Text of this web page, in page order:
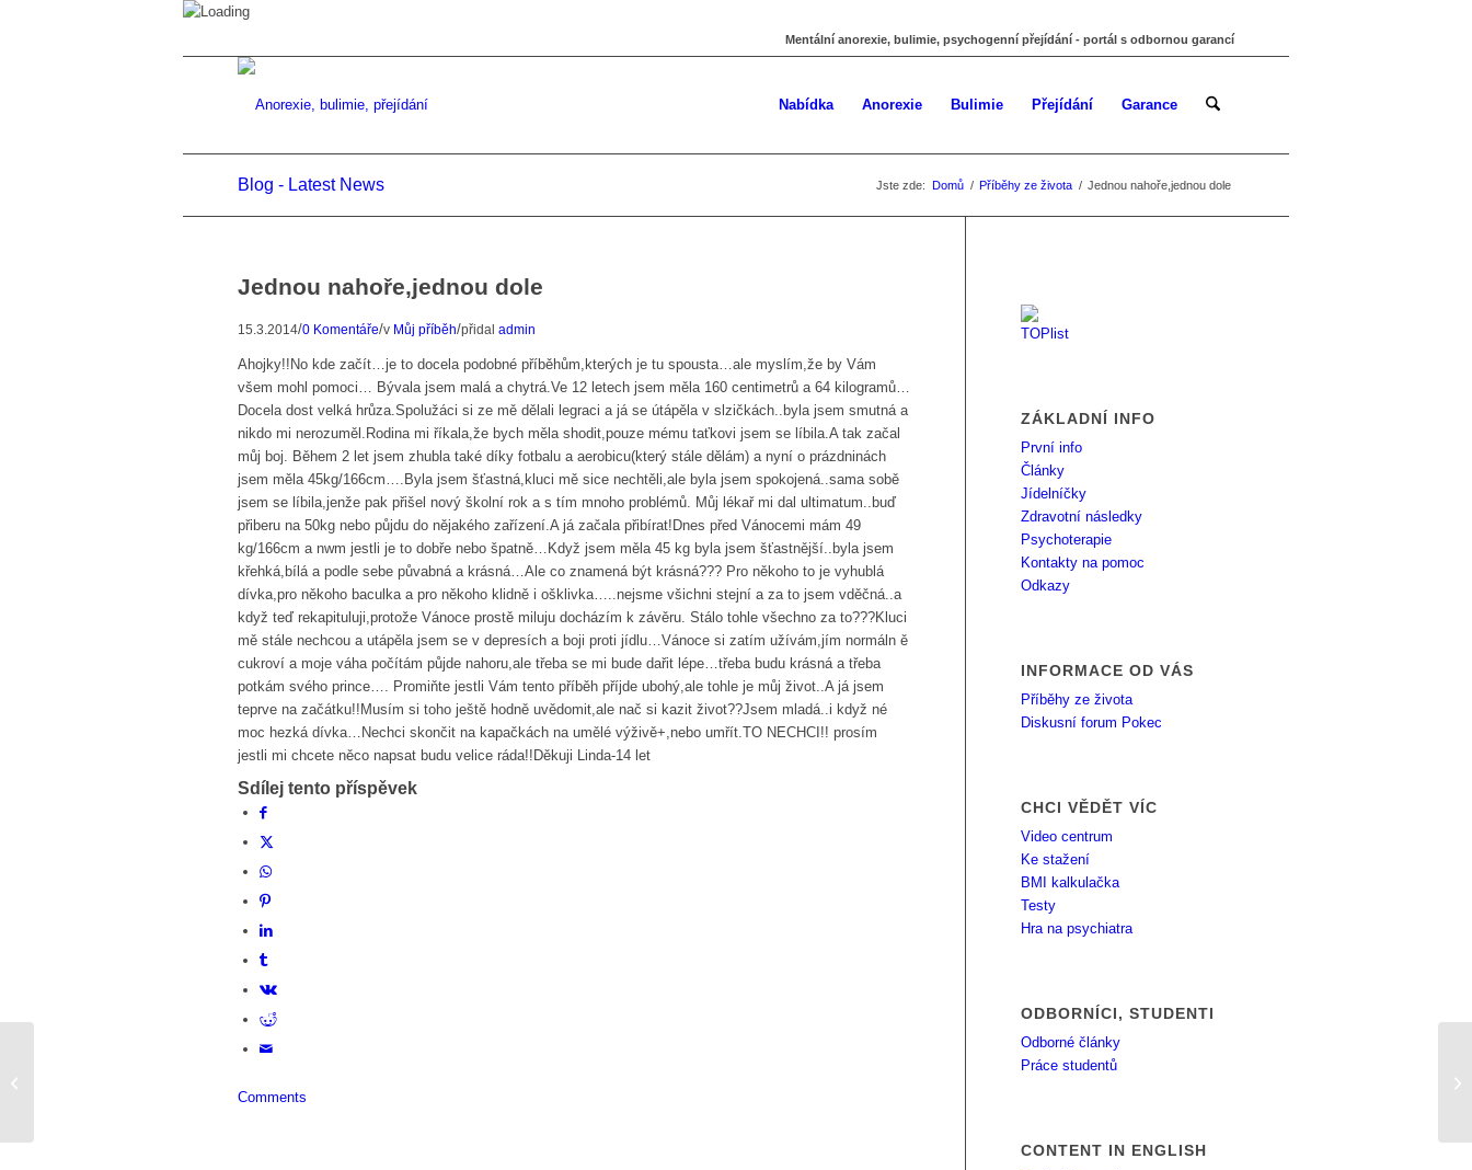
Mentální anorexie, bulimie, psychogenní přejídání - portál s odbornou garancí
Nabídka Anorexie Bulimie Přejídání Garance
Blog - Latest News Jste zde: Domů / Příběhy ze života / Jednou nahoře,jednou dole
Jednou nahoře,jednou dole
15.3.2014/0 Komentáře/v Můj příběh/přidal admin
Ahojky!!No kde začít…je to docela podobné příběhům,kterých je tu spousta…ale myslím,že by Vám
všem mohl pomoci… Bývala jsem malá a chytrá.Ve 12 letech jsem měla 160 centimetrů a 64 kilogramů…
Docela dost velká hrůza.Spolužáci si ze mě dělali legraci a já se útápěla v slzičkách..byla jsem smutná a
nikdo mi nerozuměl.Rodina mi říkala,že bych měla shodit,pouze mému taťkovi jsem se líbila.A tak začal
můj boj. Během 2 let jsem zhubla také díky fotbalu a aerobicu(který stále dělám) a nyní o prázdninách
jsem měla 45kg/166cm….Byla jsem šťastná,kluci mě sice nechtěli,ale byla jsem spokojená..sama sobě
jsem se líbila,jenže pak přišel nový školní rok a s tím mnoho problémů. Můj lékař mi dal ultimatum..buď
přiberu na 50kg nebo půjdu do nějakého zařízení.A já začala přibírat!Dnes před Vánocemi mám 49
kg/166cm a nwm jestli je to dobře nebo špatně…Když jsem měla 45 kg byla jsem šťastnější..byla jsem
křehká,bílá a podle sebe půvabná a krásná…Ale co znamená být krásná??? Pro někoho to je vyhublá
dívka,pro někoho baculka a pro někoho klidně i ošklivka…..nejsme všichni stejní a za to jsem vděčná..a
když teď rekapituluji,protože Vánoce prostě miluju docházím k závěru. Stálo tohle všechno za to???Kluci
mě stále nechcou a utápěla jsem se v depresích a boji proti jídlu…Vánoce si zatím užívám,jím normáln ě
cukroví a moje váha počítám půjde nahoru,ale třeba se mi bude dařit lépe…třeba budu krásná a třeba
potkám svého prince…. Promiňte jestli Vám tento příběh příjde ubohý,ale tohle je můj život..A já jsem
teprve na začátku!!Musím si toho ještě hodně uvědomit,ale nač si kazit život??Jsem mladá..i když né
moc hezká dívka…Nechci skončit na kapačkách na umělé výživě+,nebo umřít.TO NECHCI!! prosím
jestli mi chcete něco napsat budu velice ráda!!Děkuji Linda-14 let
Sdílej tento příspěvek
Comments
ZÁKLADNÍ INFO
První info
Články
Jídelníčky
Zdravotní následky
Psychoterapie
Kontakty na pomoc
Odkazy
INFORMACE OD VÁS
Příběhy ze života
Diskusní forum Pokec
CHCI VĚDĚT VÍC
Video centrum
Ke stažení
BMI kalkulačka
Testy
Hra na psychiatra
ODBORNÍCI, STUDENTI
Odborné články
Práce studentů
CONTENT IN ENGLISH